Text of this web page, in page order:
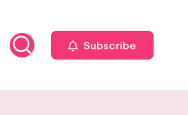
Subscribe